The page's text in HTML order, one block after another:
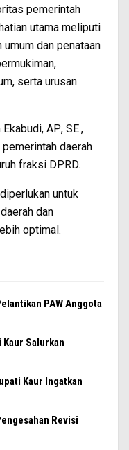
pemerintah
utama meliputi
dan penataan
serta urusan
AP., SE.,
daerah
fraksi DPRD.
untuk
dan
optimal.
PAW Anggota
Salurkan
Kaur Ingatkan
Revisi